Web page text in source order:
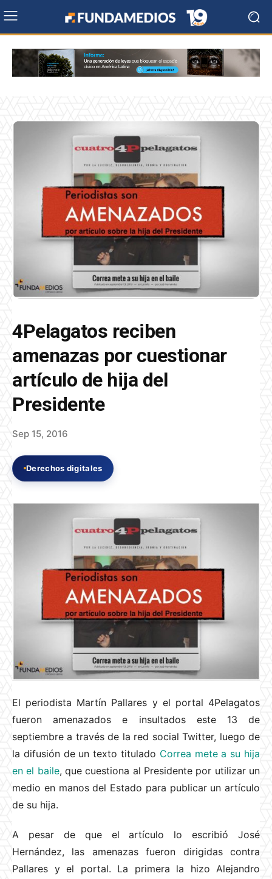
4Pelagatos reciben
amenazas por cuestionar
artículo de hija del
Presidente
Sep 15, 2016
Derechos digitales
El periodista Martín Pallares y el portal 4Pelagatos
fueron amenazados e insultados este 13 de
septiembre a través de la red social Twitter, luego de
la difusión de un texto titulado Correa mete a su hija
en el baile, que cuestiona al Presidente por utilizar un
medio en manos del Estado para publicar un artículo
de su hija.
A pesar de que el artículo lo escribió José
Hernández, las amenazas fueron dirigidas contra
Pallares y el portal. La primera la hizo Alejandro